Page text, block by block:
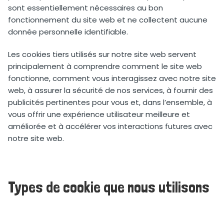
sont essentiellement nécessaires au bon
fonctionnement du site web et ne collectent aucune
donnée personnelle identifiable.
Les cookies tiers utilisés sur notre site web servent
principalement à comprendre comment le site web
fonctionne, comment vous interagissez avec notre site
web, à assurer la sécurité de nos services, à fournir des
publicités pertinentes pour vous et, dans l’ensemble, à
vous offrir une expérience utilisateur meilleure et
améliorée et à accélérer vos interactions futures avec
notre site web.
Types de cookie que nous utilisons